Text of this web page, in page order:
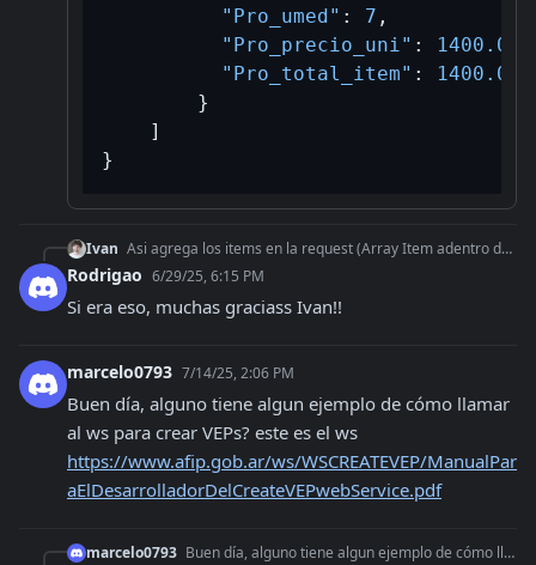
"Pro_umed" : 7 ,
"Pro_precio_uni" : 1400.00
"Pro_total_item" :
1400.00
}
]
}
Ivan Asi agrega los items en la request (Array Item adentro de Items) ```json "Items": { "Item": [ { "Pro_ds": "Honorarios Profesionales corre
Rodrigao 6/29/25, 6:15 PM
Si era eso, muchas graciass Ivan!!
marcelo0793 7/14/25, 2:06 PM
Buen día, alguno tiene algun ejemplo de cómo llamar
https://www.afip.gob.ar/ws/WSCREATEVEP/ManualPar
aElDesarrolladorDelCreateVEPwebService.pdf
marcelo0793 Buen día, alguno tiene algun ejemplo de cómo llamar al ws para crear VEPs? este es el ws https://www.afip.gob.ar/ws/WSCREATEVEP/ManualParaElDesarrolladorDelCrea